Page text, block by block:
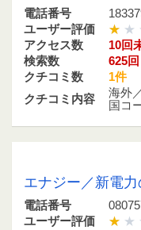
電話番号
ユーザー評価
アクセス数
10回
検索数
625回
クチコミ数
1件
クチコミ内容
海外
国コ
エナジー／新電力
電話番号
ユーザー評価